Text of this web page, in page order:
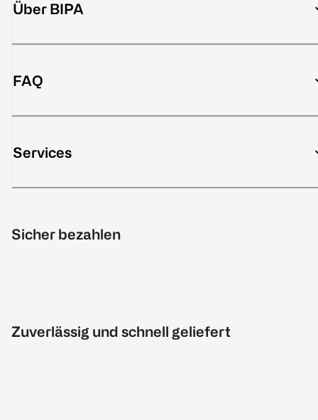
Über BIPA
FAQ
Services
Sicher bezahlen
Zuverlässig und schnell geliefert